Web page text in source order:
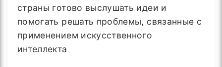
страны готово выслушать идеи и
помогать решать проблемы, связанные с
применением искусственного
интеллекта